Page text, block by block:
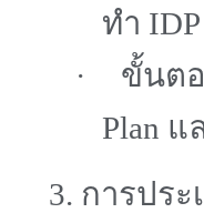
ทำ IDP
·
ขั้นต
Plan แ
3. การปร